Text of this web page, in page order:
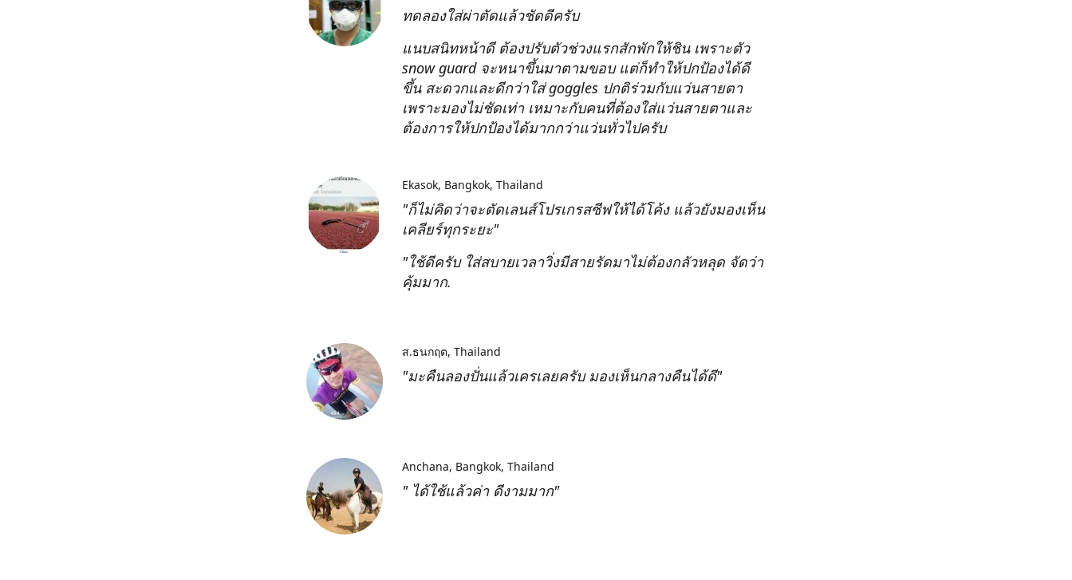
ทดลองใส่ผ่าตัดแล้วชัดดีครับ
แนบสนิทหน้าดี ต้องปรับตัวช่วงแรกสักพักให้ชิน เพราะตัว
snow guard จะหนาขึ้นมาตามขอบ แต่ก็ทำให้ปกป้องได้ดี
ขึ้น สะดวกและดีกว่าใส่ goggles ปกติร่วมกับแว่นสายตา
เพราะมองไม่ชัดเท่า เหมาะกับคนที่ต้องใส่แว่นสายตาและ
ต้องการให้ปกป้องได้มากกว่าแว่นทั่วไปครับ
"ก็ไม่คิดว่าจะตัดเลนส์โปรเกรสซีฟให้ได้โค้ง แล้วยังมองเห็น
เคลียร์ทุกระยะ"
"ใช้ดีครับ ใส่สบายเวลาวิ่งมีสายรัดมาไม่ต้องกลัวหลุด จัดว่า
คุ้มมาก.
Ekasok Bangkok, Thailand
"มะคืนลองปั่นแล้วเครเลยครับ มองเห็นกลางคืนได้ดี"
ส.ธนกฤต Thailand
" ได้ใช้แล้วค่า ดีงามมาก"
Anchana Bangkok, Thailand